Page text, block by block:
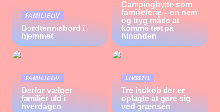
FAMILIELIV
Bordtennisbord i
hjemmet
Campinghytte som
familieferie – en nem
og tryg måde at
komme tæt på
hinanden
FAMILIELIV
Derfor vælger
familier uld i
hverdagen
LIVSSTIL
Tre indkøb der er
oplagte at gøre sig
ved grænsen